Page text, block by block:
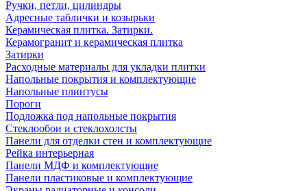
Ручки, петли, цилиндры
Адресные таблички и козырьки
Керамическая плитка. Затирки.
Керамогранит и керамическая плитка
Затирки
Расходные материалы для укладки плитки
Напольные покрытия и комплектующие
Напольные плинтусы
Пороги
Подложка под напольные покрытия
Стеклообои и стеклохолсты
Панели для отделки стен и комплектующие
Рейка интерьерная
Панели МДФ и комплектующие
Панели пластиковые и комплектующие